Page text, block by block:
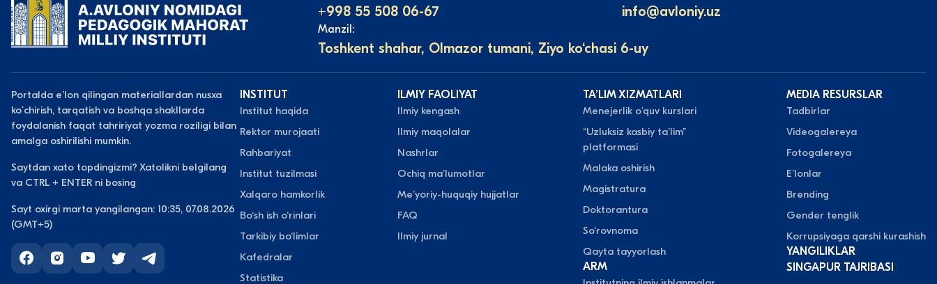
+998 55 508 06-67 info@avloniy.uz
Manzil:
Toshkent shahar, Olmazor tumani, Ziyo ko‘chasi 6-uy
Portalda eʼlon qilingan materiallardan nusxa
koʻchirish, tarqatish va boshqa shakllarda
foydalanish faqat tahririyat yozma roziligi bilan
amalga oshirilishi mumkin.
Saytdan xato topdingizmi? Xatolikni belgilang
va CTRL + ENTER ni bosing
Sayt oxirgi marta yangilangan: 10:35, 07.08.2026
(GMT+5)
INSTITUT
Institut haqida
Rektor murojaati
Rahbariyat
Institut tuzilmasi
Xalqaro hamkorlik
Bo‘sh ish o‘rinlari
Tarkibiy bo‘limlar
Kafedralar
Statistika
ILMIY FAOLIYAT
Ilmiy kengash
Ilmiy maqolalar
Nashrlar
Ochiq maʼlumotlar
Meʼyoriy-huquqiy hujjatlar
FAQ
Ilmiy jurnal
TAʼLIM XIZMATLARI
Menejerlik o'quv kurslari
“Uzluksiz kasbiy taʼlim”
platformasi
Malaka oshirish
Magistratura
Doktorantura
So‘rovnoma
Qayta tayyorlash
ARM
MEDIA RESURSLAR
Tadbirlar
Videogalereya
Fotogalereya
Eʼlonlar
Brending
Gender tenglik
Korrupsiyaga qarshi kurashish
YANGILIKLAR
SINGAPUR TAJRIBASI